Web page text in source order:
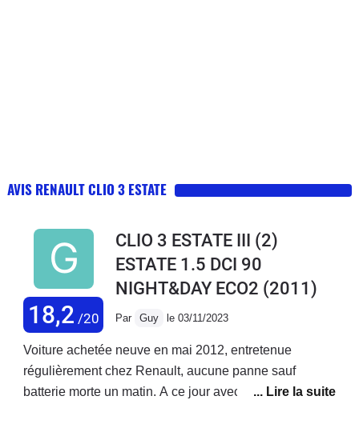
AVIS RENAULT CLIO 3 ESTATE
18,2 /20
CLIO 3 ESTATE III (2)
ESTATE 1.5 DCI 90
NIGHT&DAY ECO2 (2011)
Par Guy le 03/11/2023
Voiture achetée neuve en mai 2012, entretenue
régulièrement chez Renault, aucune panne sauf
batterie morte un matin. A ce jour avec 235 000 km au